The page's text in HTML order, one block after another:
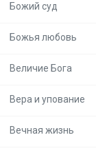
Божий суд
Божья любовь
Величие Бога
Вера и упование
Вечная жизнь